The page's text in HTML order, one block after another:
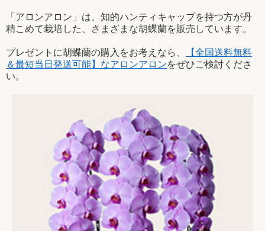
「アロンアロン」は、知的ハンティキャップを持つ方が丹
精こめて栽培した、さまざまな胡蝶蘭を販売しています。
プレゼントに胡蝶蘭の購入をお考えなら、
【全国送料無料
＆最短当日発送可能】なアロンアロンをぜひご検討くださ
い。